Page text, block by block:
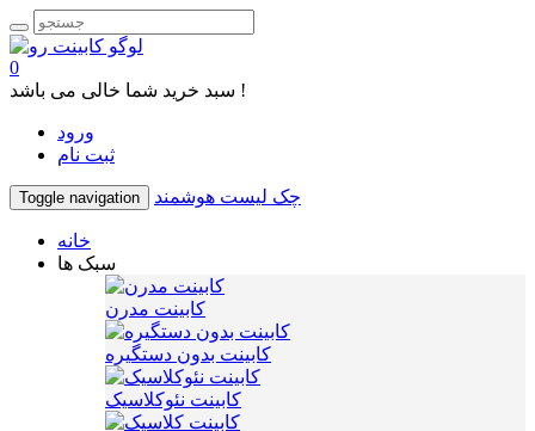
0
سبد خرید شما خالی می باشد !
ورود
ثبت نام
Toggle navigation چک لیست هوشمند
خانه
سبک ها
کابینت مدرن
کابینت بدون دستگیره
کابینت نئوکلاسیک